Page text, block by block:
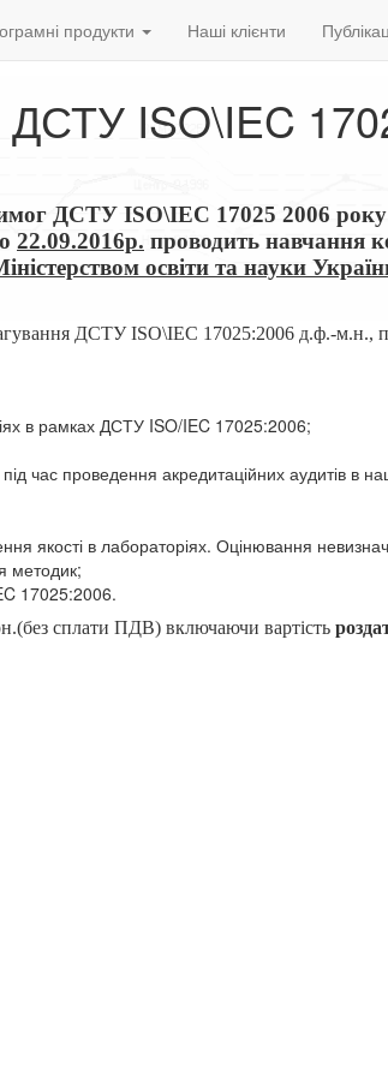
продукти Наші клієнти
ДСТУ ISO\IEC
ДСТУ ISO\IEC 17025 2006
22.09.2016р. проводить навчання
освіти та науки
ДСТУ ISO\IEC 17025:2006 д.ф.-
в рамках ДСТУ ISO/IEC 17025:2006;
час проведення акредитаційних аудитів в
якості в лабораторіях. Оцінювання
методик;
17025:2006.
.(без сплати ПДВ) включаючи вартість